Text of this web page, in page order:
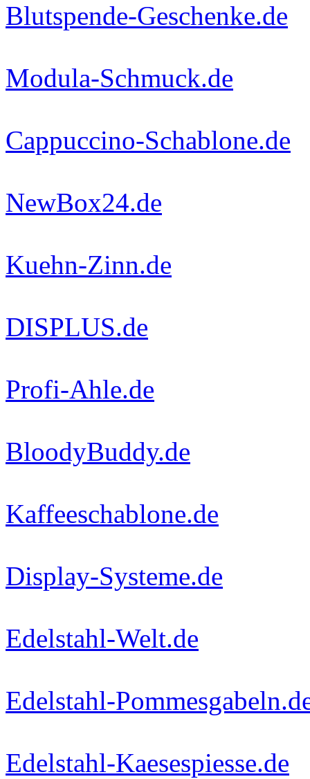
Blutspende-Geschenke.de
Modula-Schmuck.de
Cappuccino-Schablone.de
NewBox24.de
Kuehn-Zinn.de
DISPLUS.de
Profi-Ahle.de
BloodyBuddy.de
Kaffeeschablone.de
Display-Systeme.de
Edelstahl-Welt.de
Edelstahl-
Edelstahl-Kaesespiesse.de